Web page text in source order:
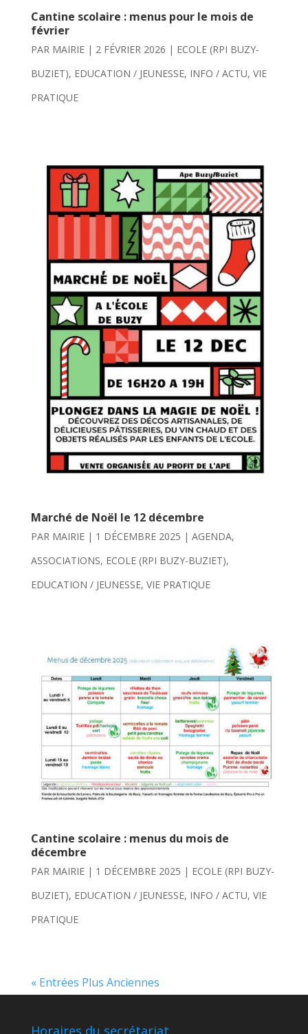
Cantine scolaire : menus pour le mois de
février
PAR MAIRIE| 2 FÉVRIER 2026 | ECOLE (RPI BUZY-
BUZIET), EDUCATION / JEUNESSE, INFO / ACTU, VIE
PRATIQUE
Marché de Noël le 12 décembre
PAR MAIRIE| 1 DÉCEMBRE 2025 | AGENDA,
ASSOCIATIONS, ECOLE (RPI BUZY-BUZIET),
EDUCATION / JEUNESSE, VIE PRATIQUE
Cantine scolaire : menus du mois de
décembre
PAR MAIRIE| 1 DÉCEMBRE 2025 | ECOLE (RPI BUZY-
BUZIET), EDUCATION / JEUNESSE, INFO / ACTU, VIE
PRATIQUE
« Entrées Plus Anciennes
Horaires du secrétariat